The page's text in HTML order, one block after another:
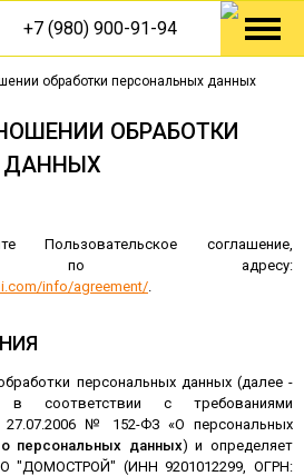
+7 (980) 900-91-94
обработки персональных данных
ОБРАБОТКИ
ДАННЫХ
Пользовательское соглашение,
по адресу:
info/agreement/.
персональных данных (далее -
соответствии с требованиями
27.07.2006 № 152-ФЗ «О персональных
персональных данных) и определяет
"ДОМОСТРОЙ" (ИНН 9201012299, ОГРН: